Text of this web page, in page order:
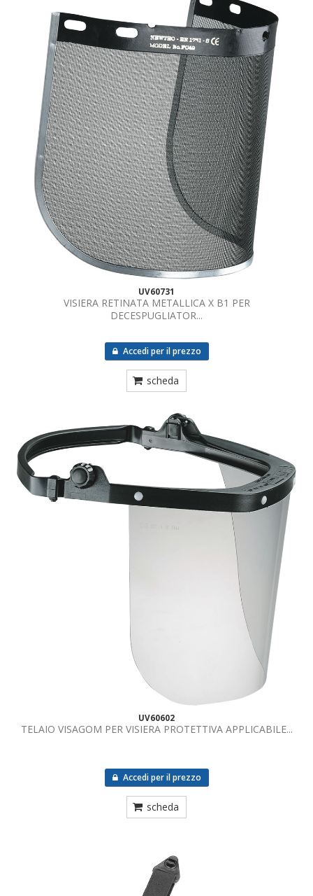
UV60731
VISIERA RETINATA METALLICA X B1 PER
DECESPUGLIATOR...
Accedi per il prezzo
scheda
UV60602
TELAIO VISAGOM PER VISIERA PROTETTIVA APPLICABILE...
Accedi per il prezzo
scheda